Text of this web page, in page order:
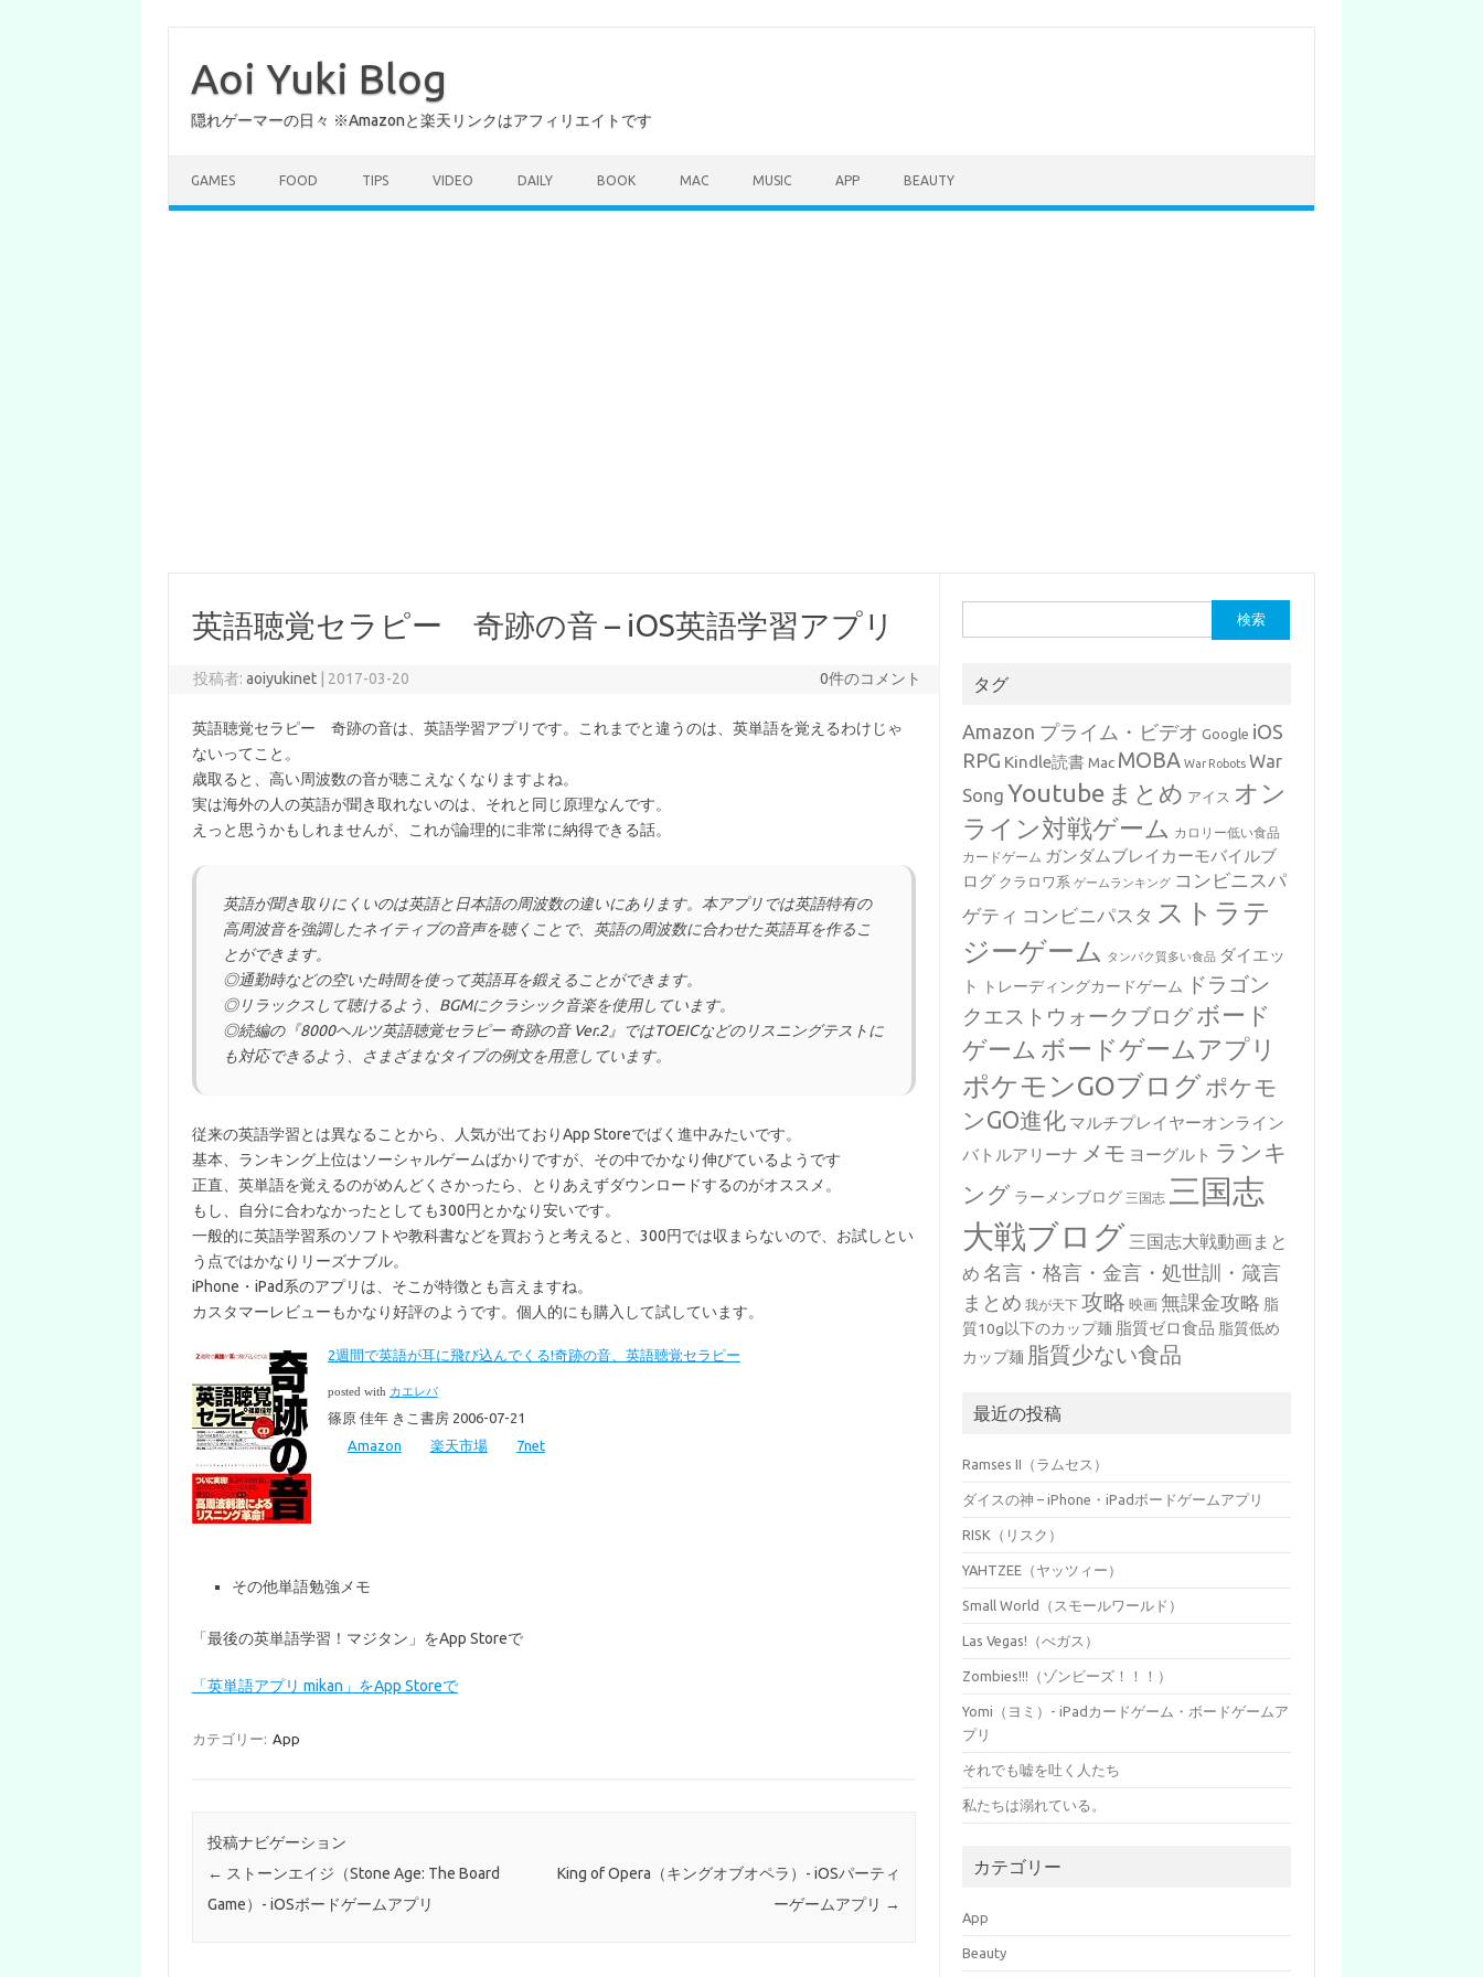
Aoi Yuki Blog
隠れゲーマーの日々 ※Amazonと楽天リンクはアフィリエイトです
GAMES FOOD TIPS VIDEO DAILY BOOK MAC MUSIC APP BEAUTY
英語聴覚セラピー 奇跡の音 – iOS英語学習アプリ
投稿者:aoiyukinet 2017-03-20 0件のコメント
英語聴覚セラピー 奇跡の音は、英語学習アプリです。これまでと違うのは、英単語を覚えるわけじゃ
ないってこと。
歳取ると、高い周波数の音が聴こえなくなりますよね。
実は海外の人の英語が聞き取れないのは、それと同じ原理なんです。
えっと思うかもしれませんが、これが論理的に非常に納得できる話。
英語が聞き取りにくいのは英語と日本語の周波数の違いにあります。本アプリでは英語特有の
高周波音を強調したネイティブの音声を聴くことで、英語の周波数に合わせた英語耳を作るこ
とができます。
◎通勤時などの空いた時間を使って英語耳を鍛えることができます。
◎リラックスして聴けるよう、BGMにクラシック音楽を使用しています。
◎続編の『8000ヘルツ英語聴覚セラピー 奇跡の音 Ver.2』ではTOEICなどのリスニングテストに
も対応できるよう、さまざまなタイプの例文を用意しています。
従来の英語学習とは異なることから、人気が出ておりApp Storeでばく進中みたいです。
基本、ランキング上位はソーシャルゲームばかりですが、その中でかなり伸びているようです
正直、英単語を覚えるのがめんどくさかったら、とりあえずダウンロードするのがオススメ。
もし、自分に合わなかったとしても300円とかなり安いです。
一般的に英語学習系のソフトや教科書などを買おうと考えると、300円では収まらないので、お試しとい
う点ではかなりリーズナブル。
iPhone・iPad系のアプリは、そこが特徴とも言えますね。
カスタマーレビューもかなり好評のようです。個人的にも購入して試しています。
2週間で英語が耳に飛び込んでくる!奇跡の音、英語聴覚セラピー
posted with カエレバ
篠原 佳年 きこ書房 2006-07-21
Amazon
楽天市場 7net
その他単語勉強メモ
‎「最後の英単語学習！マジタン」をApp Storeで
‎「英単語アプリ mikan」をApp Storeで
カテゴリー: App
投稿ナビゲーション
← ストーンエイジ（Stone Age: The Board
Game）- iOSボードゲームアプリ
King of Opera（キングオブオペラ）- iOSパーティ
ーゲームアプリ →
索:
タグ
Amazon プライム・ビデオ Google iOS
RPG Kindle読書 Mac MOBA War Robots War
Song Youtube まとめ アイス オン
ライン対戦ゲーム カロリー低い食品
カードゲーム ガンダムブレイカーモバイルブ
ログ クラロワ系 ゲームランキング コンビニスパ
ゲティ コンビニパスタ ストラテ
ジーゲーム
タンパク質多い食品 ダイエッ
ト
トレーディングカードゲーム
ドラゴン
クエストウォークブログボード
ゲーム ボードゲームアプリ
ポケモンGOブログポケモ
ンGO進化 マルチプレイヤーオンライン
バトルアリーナ メモ ヨーグルト ランキ
ング ラーメンブログ 三国志 三国志
大戦ブログ 三国志大戦動画まと
め 名言・格言・金言・処世訓・箴言
まとめ 我が天下 攻略 映画 無課金攻略 脂
質10g以下のカップ麺 脂質ゼロ食品 脂質低め
カップ麺 脂質少ない食品
最近の投稿
Ramses II（ラムセス）
ダイスの神 – iPhone・iPadボードゲームアプリ
RISK（リスク）
YAHTZEE（ヤッツィー）
Small World（スモールワールド）
Las Vegas!（べガス）
Zombies!!!（ゾンビーズ！！！）
Yomi（ヨミ）- iPadカードゲーム・ボードゲームア
プリ
それでも嘘を吐く人たち
私たちは溺れている。
カテゴリー
App
Beauty